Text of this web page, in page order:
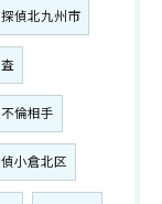
探偵北九州市
不倫相手
小倉北区